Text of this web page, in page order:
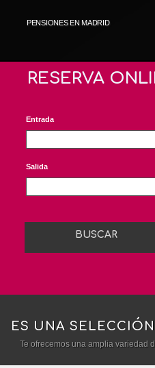
PENSIONES EN MADRID
RESERVA
Entrada
Salida
ES UNA
Te ofrecemos una amplia variedad